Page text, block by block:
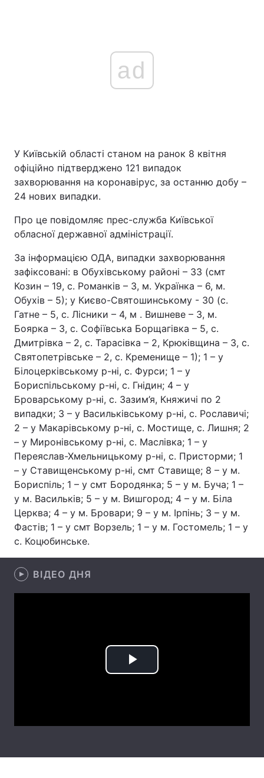
Головна
Україна Політика
Спорт Наука
Техно і зв'язок Лайт
Зброя Інциденти
Здоров'я Туризм
Цікавинки Погода
Екологія Регіони
Лонгріди
Відео з Youtube Статті
Інтерв'ю Думки
Архів Вакансії
Контакти
Послуги
ad
У Київській області станом на ранок 8 квітня
офіційно підтверджено 121 випадок
захворювання на коронавірус, за останню добу –
24 нових випадки.
Про це повідомляє прес-служба Київської
обласної державної адміністрації.
За інформацією ОДА, випадки захворювання
зафіксовані: в Обухівському районі – 33 (смт
Козин – 19, с. Романків – 3, м. Українка – 6, м.
Обухів – 5); у Києво-Святошинському - 30 (с.
Гатне – 5, с. Лісники – 4, м . Вишневе – 3, м.
Боярка – 3, с. Софіївська Борщагівка – 5, с.
Дмитрівка – 2, с. Тарасівка – 2, Крюківщина – 3, с.
Святопетрівське – 2, с. Кременище – 1); 1 – у
Білоцерківському р-ні, с. Фурси; 1 – у
Бориспільському р-ні, с. Гнідин; 4 – у
Броварському р-ні, с. Зазим’я, Княжичі по 2
випадки; 3 – у Васильківському р-ні, с. Рославичі;
2 – у Макарівському р-ні, с. Мостище, с. Лишня; 2
– у Миронівському р-ні, с. Маслівка; 1 – у
Переяслав-Хмельницькому р-ні, с. Присторми; 1
– у Ставищенському р-ні, смт Ставище; 8 – у м.
Бориспіль; 1 – у смт Бородянка; 5 – у м. Буча; 1 –
у м. Васильків; 5 – у м. Вишгород; 4 – у м. Біла
Церква; 4 – у м. Бровари; 9 – у м. Ірпінь; 3 – у м.
Фастів; 1 – у смт Ворзель; 1 – у м. Гостомель; 1 – у
с. Коцюбинське.
ВІДЕО ДНЯ
Play